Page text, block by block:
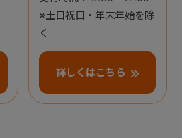
※土日祝日・年末年始を除
く
詳しくはこちら